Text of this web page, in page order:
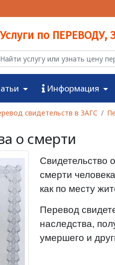
Услуги по
Информация
свидетельств в ЗАГС
о смерти
Свидетельство
смерти
как по месту
Перевод
наследства,
умершего и